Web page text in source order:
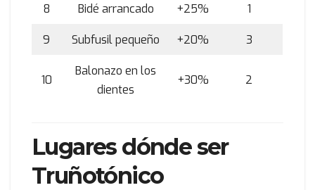
8 Bidé arrancado +25% 1
9 Subfusil pequeño +20% 3
10
Balonazo en los
dientes
+30% 2
Lugares dónde ser
Truñotónico